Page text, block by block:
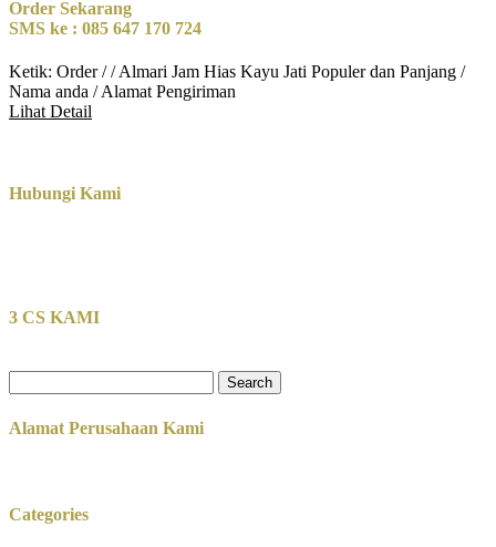
Order Sekarang
SMS ke : 085 647 170 724
Ketik: Order / / Almari Jam Hias Kayu Jati Populer dan Panjang /
Nama anda / Alamat Pengiriman
Lihat Detail
Hubungi Kami
3 CS KAMI
for:
Alamat Perusahaan Kami
Categories